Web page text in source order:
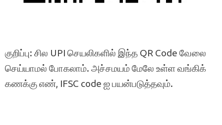
குறிப்பு: சில UPI செயலிகளில் இந்த QR Code வேலை
செய்யாமல் போகலாம். அச்சமயம் மேலே உள்ள வங்கிக்
கணக்கு எண், IFSC code ஐ பயன்படுத்தவும்.